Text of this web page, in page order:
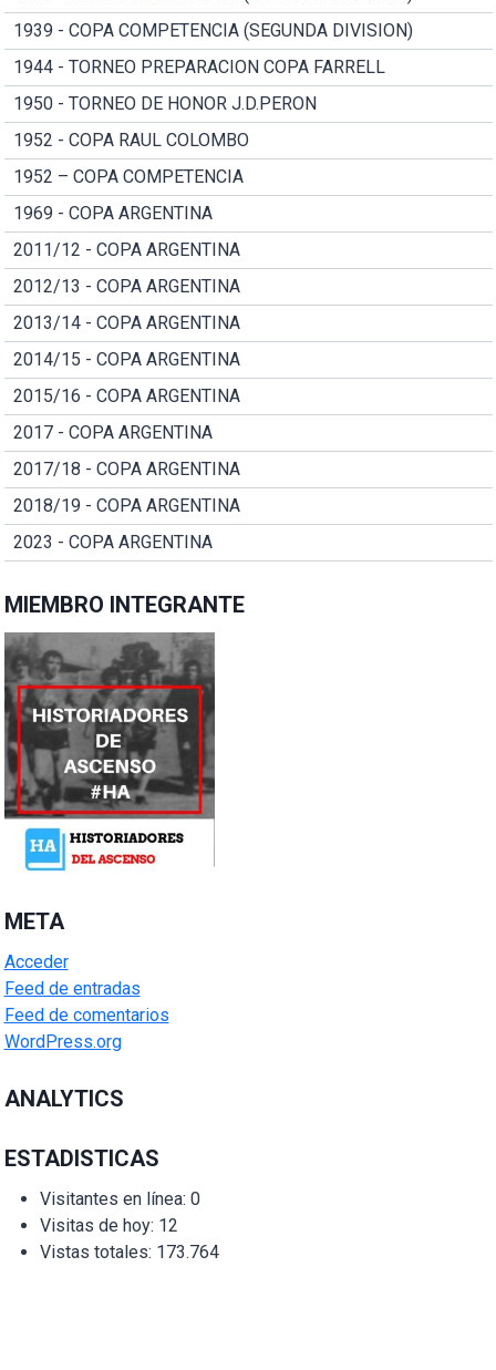
1939 - COPA COMPETENCIA (SEGUNDA DIVISION)
1944 - TORNEO PREPARACION COPA FARRELL
1950 - TORNEO DE HONOR J.D.PERON
1952 - COPA RAUL COLOMBO
1952 – COPA COMPETENCIA
1969 - COPA ARGENTINA
2011/12 - COPA ARGENTINA
2012/13 - COPA ARGENTINA
2013/14 - COPA ARGENTINA
2014/15 - COPA ARGENTINA
2015/16 - COPA ARGENTINA
2017 - COPA ARGENTINA
2017/18 - COPA ARGENTINA
2018/19 - COPA ARGENTINA
2023 - COPA ARGENTINA
MIEMBRO INTEGRANTE
META
Acceder
Feed de entradas
Feed de comentarios
WordPress.org
ANALYTICS
ESTADISTICAS
Visitantes en línea: 0
Visitas de hoy: 12
Vistas totales: 173.764